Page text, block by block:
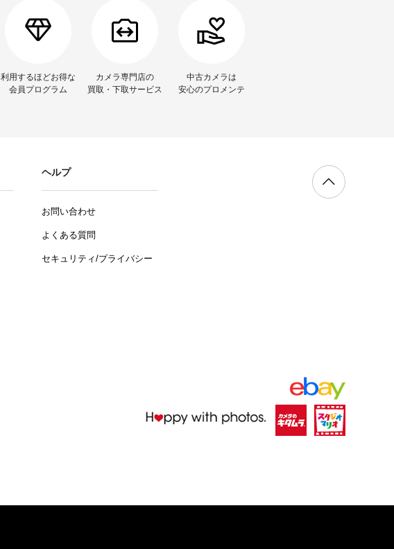
利用するほどお得な
会員プログラム
カメラ専門店の
買取・下取サービス
中古カメラは
安心のプロメンテ
ヘルプ
お問い合わせ
よくある質問
セキュリティ/プライバシー